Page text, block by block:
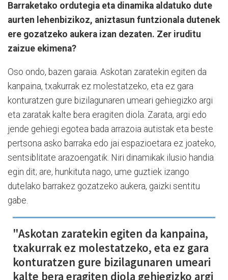
Barraketako ordutegia eta dinamika aldatuko dute
aurten lehenbizikoz, aniztasun funtzionala dutenek
ere gozatzeko aukera izan dezaten. Zer iruditu
zaizue ekimena?
Oso ondo, bazen garaia. Askotan zaratekin egiten da
kanpaina, txakurrak ez molestatzeko, eta ez gara
konturatzen gure bizilagunaren umeari gehiegizko argi
eta zaratak kalte bera eragiten diola. Zarata, argi edo
jende gehiegi egotea bada arrazoia autistak eta beste
pertsona asko barraka edo jai espazioetara ez joateko,
sentsiblitate arazoengatik. Niri dinamikak ilusio handia
egin dit; are, hunkituta nago, ume guztiek izango
dutelako barrakez gozatzeko aukera, gaizki sentitu
gabe.
"Askotan zaratekin egiten da kanpaina,
txakurrak ez molestatzeko, eta ez gara
konturatzen gure bizilagunaren umeari
kalte bera eragiten diola gehiegizko argi